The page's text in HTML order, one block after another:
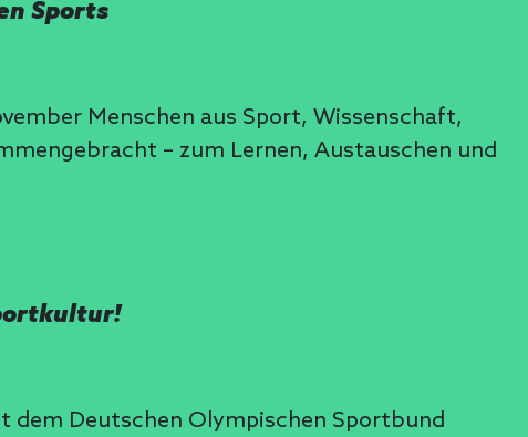
Sports
Menschen aus Sport, Wissenschaft,
– zum Lernen, Austauschen und
dem Deutschen Olympischen Sportbund